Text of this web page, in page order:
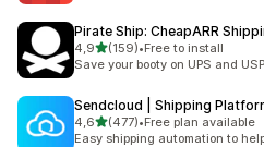
Pirate Ship: CheapARR
4,9z 5 hvězd
(159)
Celkový počet recenzí: 159
•Free to install
Save your booty on UPS and
Sendcloud | Shipping
4,6z 5 hvězd
(477)
Celkový počet recenzí: 477
•Free plan available
Easy shipping automation to